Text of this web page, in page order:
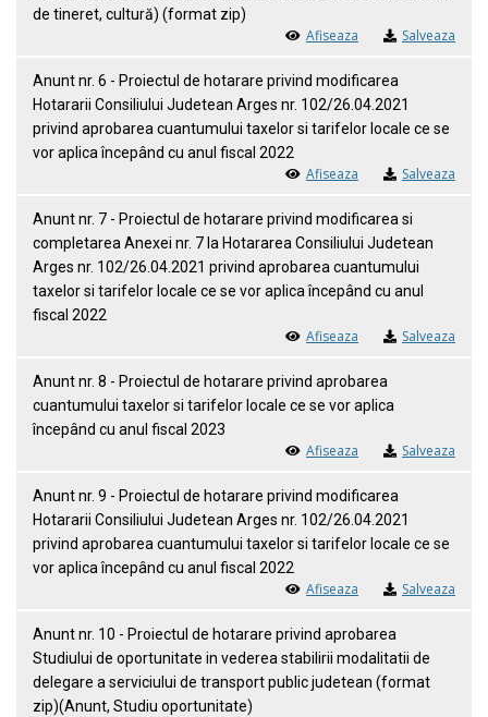
de tineret, cultură) (format zip)
Afiseaza Salveaza
Anunt nr. 6 - Proiectul de hotarare privind modificarea
Hotararii Consiliului Judetean Arges nr. 102/26.04.2021
privind aprobarea cuantumului taxelor si tarifelor locale ce se
vor aplica începând cu anul fiscal 2022
Afiseaza Salveaza
Anunt nr. 7 - Proiectul de hotarare privind modificarea si
completarea Anexei nr. 7 la Hotararea Consiliului Judetean
Arges nr. 102/26.04.2021 privind aprobarea cuantumului
taxelor si tarifelor locale ce se vor aplica începând cu anul
fiscal 2022
Afiseaza Salveaza
Anunt nr. 8 - Proiectul de hotarare privind aprobarea
cuantumului taxelor si tarifelor locale ce se vor aplica
începând cu anul fiscal 2023
Afiseaza Salveaza
Anunt nr. 9 - Proiectul de hotarare privind modificarea
Hotararii Consiliului Judetean Arges nr. 102/26.04.2021
privind aprobarea cuantumului taxelor si tarifelor locale ce se
vor aplica începând cu anul fiscal 2022
Afiseaza Salveaza
Anunt nr. 10 - Proiectul de hotarare privind aprobarea
Studiului de oportunitate in vederea stabilirii modalitatii de
delegare a serviciului de transport public judetean (format
zip)(Anunt, Studiu oportunitate)